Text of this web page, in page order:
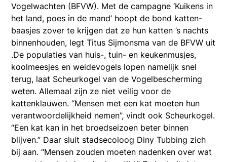
Vogelwachten (BFVW). Met de campagne ‘Kuikens in
het land, poes in de mand’ hoopt de bond katten-
baasjes zover te krijgen dat ze hun katten ’s nachts
binnenhouden, legt Titus Sijmonsma van de BFVW uit
.De populaties van huis-, tuin- en keukenmusjes,
koolmeesjes en weidevogels lopen namelijk snel
terug, laat Scheurkogel van de Vogelbescherming
weten. Allemaal zijn ze niet veilig voor de
kattenklauwen. “Mensen met een kat moeten hun
verantwoordelijkheid nemen”, vindt ook Scheurkogel.
“Een kat kan in het broedseizoen beter binnen
blijven.” Daar sluit stadsecoloog Diny Tubbing zich
bij aan. “Mensen zouden moeten nadenken over wat